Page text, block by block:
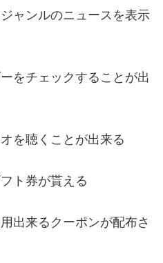
ャンルのニュースを表示
をチェックすることが出
を聴くことが出来る
ト券が貰える
出来るクーポンが配布さ